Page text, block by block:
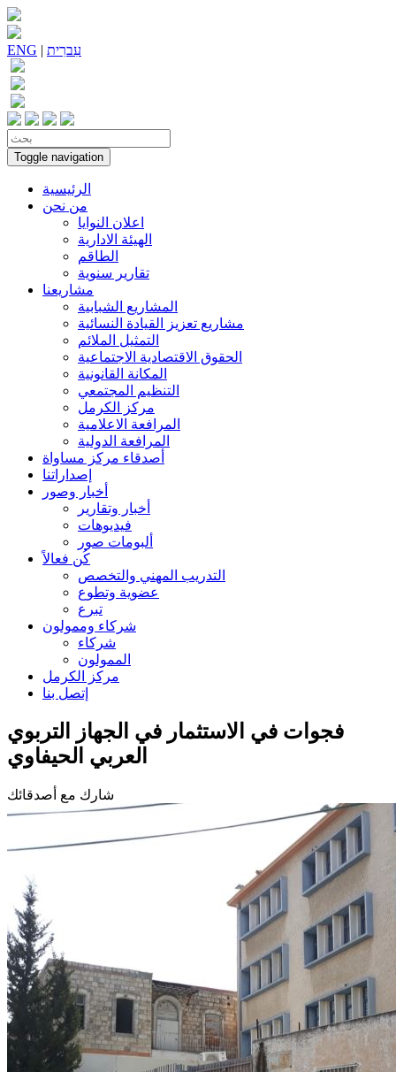
ENG | עִברִית
Toggle navigation
الرئيسية
من نحن
اعلان النوايا
الهيئة الادارية
الطاقم
تقارير سنوية
مشاريعنا
المشاريع الشبابية
مشاريع تعزيز القيادة النسائية
التمثيل الملائم
الحقوق الاقتصادية الاجتماعية
المكانة القانونية
التنظيم المجتمعي
مركز الكرمل
المرافعة الاعلامية
المرافعة الدولية
أصدقاء مركز مساواة
إصداراتنا
أخبار وصور
أخبار وتقارير
فيديوهات
ألبومات صور
كُن فعالاً
التدريب المهني والتخصص
عضوية وتطوع
تبرع
شركاء وممولون
شركاء
الممولون
مركز الكرمل
إتصل بنا
فجوات في الاستثمار في الجهاز التربوي
العربي الحيفاوي
شارك مع أصدقائك